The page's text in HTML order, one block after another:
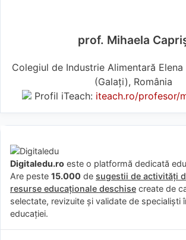
prof. Mihaela
Colegiul de Industrie Alimentară Elena
(Galaţi), România
Profil iTeach: iteach.ro/profesor/
Digitaledu.ro este o platformă dedicată
Are peste 15.000 de sugestii de activități
resurse educaționale deschise create de
selectate, revizuite și validate de specialiști
educației.